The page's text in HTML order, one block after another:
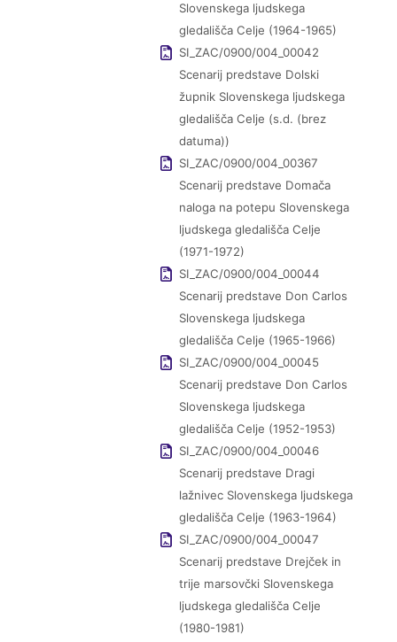
Slovenskega ljudskega
gledališča Celje (1964-1965)
SI_ZAC/0900/004_00042
Scenarij predstave Dolski
župnik Slovenskega ljudskega
gledališča Celje (s.d. (brez
datuma))
SI_ZAC/0900/004_00367
Scenarij predstave Domača
naloga na potepu Slovenskega
ljudskega gledališča Celje
(1971-1972)
SI_ZAC/0900/004_00044
Scenarij predstave Don Carlos
Slovenskega ljudskega
gledališča Celje (1965-1966)
SI_ZAC/0900/004_00045
Scenarij predstave Don Carlos
Slovenskega ljudskega
gledališča Celje (1952-1953)
SI_ZAC/0900/004_00046
Scenarij predstave Dragi
lažnivec Slovenskega ljudskega
gledališča Celje (1963-1964)
SI_ZAC/0900/004_00047
Scenarij predstave Drejček in
trije marsovčki Slovenskega
ljudskega gledališča Celje
(1980-1981)